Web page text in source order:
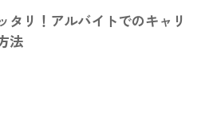
タリ！アルバイトでのキャリ
法